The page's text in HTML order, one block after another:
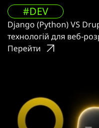
#DEV
Django (Python) VS
технологій для веб-
Перейти